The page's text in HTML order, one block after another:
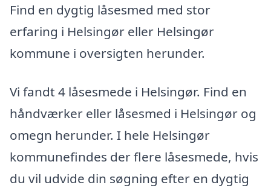
Find en dygtig låsesmed med stor
erfaring i Helsingør eller Helsingør
kommune i oversigten herunder.
Vi fandt 4 låsesmede i Helsingør. Find en
håndværker eller låsesmed i Helsingør og
omegn herunder. I hele Helsingør
kommunefindes der flere låsesmede, hvis
du vil udvide din søgning efter en dygtig